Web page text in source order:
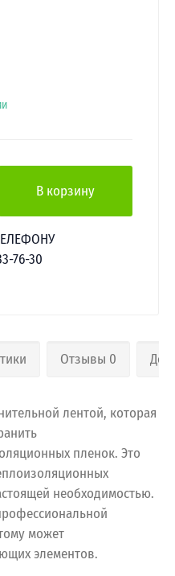
В корзину
76-30
Отзывы 0
лентой, которая
пленок. Это
необходимостью.
может
элементов.